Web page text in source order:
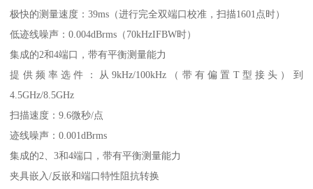
极快的测量速度：39ms（进行完全双端口校准，扫描1601点时）
低迹线噪声：0.004dBrms（70kHzIFBW时）
集成的2和4端口，带有平衡测量能力
提供频率选件：从9kHz/100kHz（带有偏置T型接头）到
4.5GHz/8.5GHz
扫描速度：9.6微秒/点
迹线噪声：0.001dBrms
集成的2、3和4端口，带有平衡测量能力
夹具嵌入/反嵌和端口特性阻抗转换